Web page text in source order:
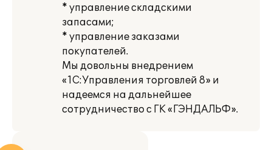
* управление складскими
запасами;
* управление заказами
покупателей.
Мы довольны внедрением
«1С:Управления торговлей 8» и
надеемся на дальнейшее
сотрудничество с ГК «ГЭНДАЛЬФ».